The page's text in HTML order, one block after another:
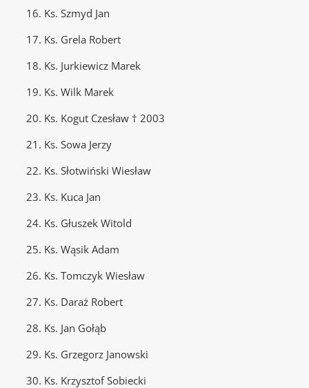
16. Ks. Szmyd Jan
17. Ks. Grela Robert
18. Ks. Jurkiewicz Marek
19. Ks. Wilk Marek
20. Ks. Kogut Czesław † 2003
21. Ks. Sowa Jerzy
22. Ks. Słotwiński Wiesław
23. Ks. Kuca Jan
24. Ks. Głuszek Witold
25. Ks. Wąsik Adam
26. Ks. Tomczyk Wiesław
27. Ks. Daraż Robert
28. Ks. Jan Gołąb
29. Ks. Grzegorz Janowski
30. Ks. Krzysztof Sobiecki